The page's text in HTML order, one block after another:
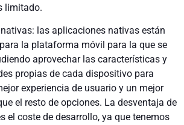
limitado.
las aplicaciones nativas están
la plataforma móvil para la que se
aprovechar las características y
propias de cada dispositivo para
experiencia de usuario y un mejor
el resto de opciones. La desventaja de
el coste de desarrollo, ya que tenemos